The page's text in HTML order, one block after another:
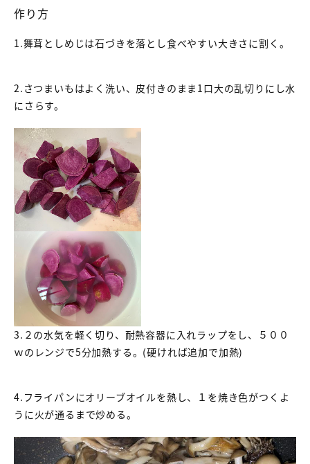
作り方
1.舞茸としめじは石づきを落とし食べやすい大きさに割く。
2.さつまいもはよく洗い、皮付きのまま1口大の乱切りにし水
にさらす。
3.２の水気を軽く切り、耐熱容器に入れラップをし、５００
ｗのレンジで5分加熱する。(硬ければ追加で加熱)
4.フライパンにオリーブオイルを熱し、１を焼き色がつくよ
うに火が通るまで炒める。